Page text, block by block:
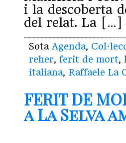
i la descoberta
del relat. La […]
Sota Agenda,
reher, ferit de mort,
italiana, Raffaele La
FERIT DE
a La Selva